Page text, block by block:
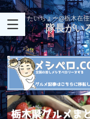
たいちょー@栃木在
隊長がい